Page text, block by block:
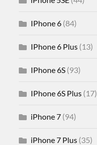
IPhone 6 (84)
IPhone 6 Plus (13)
IPhone 6S (93)
IPhone 6S Plus (17)
iPhone 7 (94)
iPhone 7 Plus (35)